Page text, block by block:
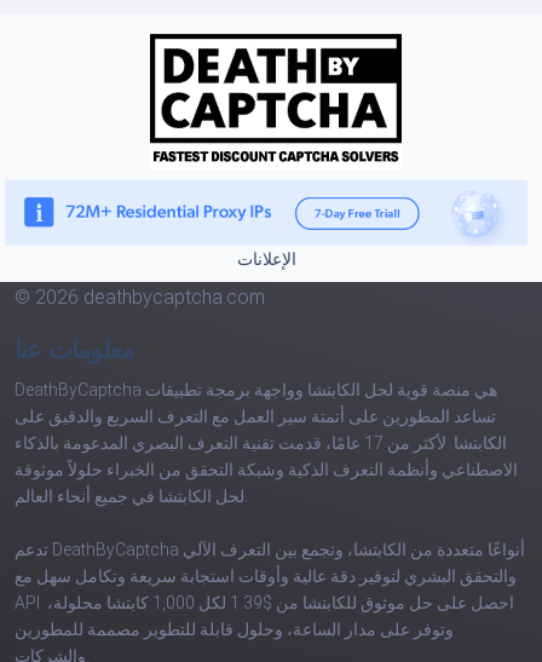
الإعلانات
© 2026 deathbycaptcha.com
معلومات عنا
DeathByCaptcha هي منصة قوية لحل الكابتشا وواجهة برمجة تطبيقات
تساعد المطورين على أتمتة سير العمل مع التعرف السريع والدقيق على
الكابتشا. لأكثر من 17 عامًا، قدمت تقنية التعرف البصري المدعومة بالذكاء
الاصطناعي وأنظمة التعرف الذكية وشبكة التحقق من الخبراء حلولاً موثوقة
تدعم DeathByCaptcha أنواعًا متعددة من الكابتشا، وتجمع بين التعرف الآلي
والتحقق البشري لتوفير دقة عالية وأوقات استجابة سريعة وتكامل سهل مع
API. احصل على حل موثوق للكابتشا من $1.39 لكل 1,000 كابتشا محلولة،
وتوفر على مدار الساعة، وحلول قابلة للتطوير مصممة للمطورين